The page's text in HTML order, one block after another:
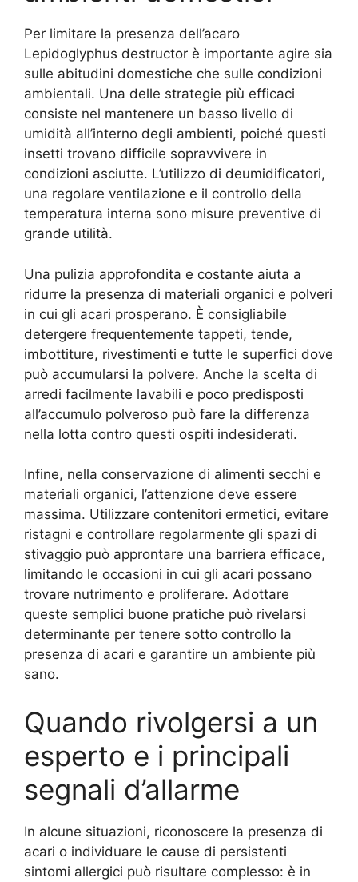
Per limitare la presenza dell’acaro
Lepidoglyphus destructor è importante agire sia
sulle abitudini domestiche che sulle condizioni
ambientali. Una delle strategie più efficaci
consiste nel mantenere un basso livello di
umidità all’interno degli ambienti, poiché questi
insetti trovano difficile sopravvivere in
condizioni asciutte. L’utilizzo di deumidificatori,
una regolare ventilazione e il controllo della
temperatura interna sono misure preventive di
grande utilità.
Una pulizia approfondita e costante aiuta a
ridurre la presenza di materiali organici e polveri
in cui gli acari prosperano. È consigliabile
detergere frequentemente tappeti, tende,
imbottiture, rivestimenti e tutte le superfici dove
può accumularsi la polvere. Anche la scelta di
arredi facilmente lavabili e poco predisposti
all’accumulo polveroso può fare la differenza
nella lotta contro questi ospiti indesiderati.
Infine, nella conservazione di alimenti secchi e
materiali organici, l’attenzione deve essere
massima. Utilizzare contenitori ermetici, evitare
ristagni e controllare regolarmente gli spazi di
stivaggio può approntare una barriera efficace,
limitando le occasioni in cui gli acari possano
trovare nutrimento e proliferare. Adottare
queste semplici buone pratiche può rivelarsi
determinante per tenere sotto controllo la
presenza di acari e garantire un ambiente più
sano.
Quando rivolgersi a un
esperto e i principali
segnali d’allarme
In alcune situazioni, riconoscere la presenza di
acari o individuare le cause di persistenti
sintomi allergici può risultare complesso: è in